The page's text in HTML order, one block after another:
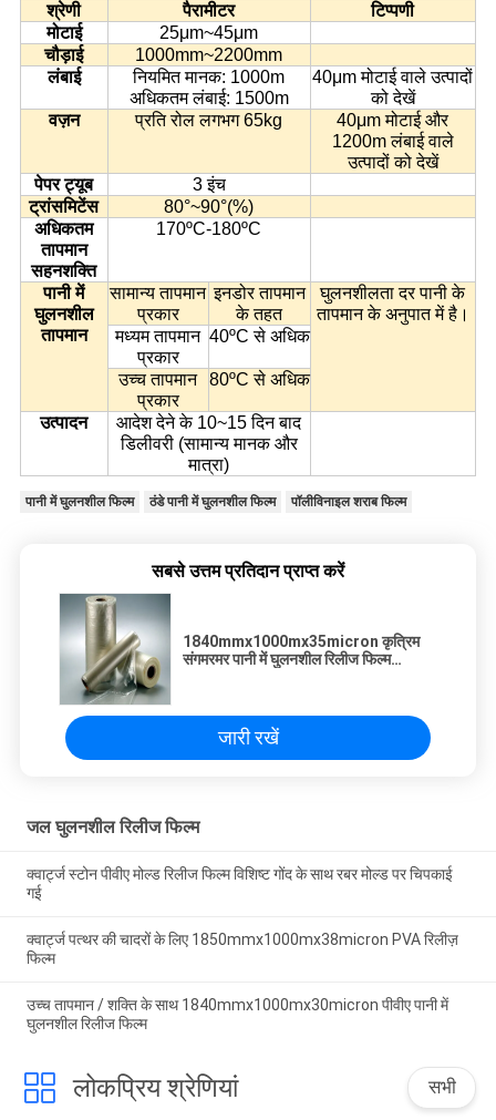
श्रेणी
पैरामीटर
टिप्पणी
मोटाई
25μm~45μm
चौड़ाई
1000mm~2200mm
लंबाई
नियमित मानक: 1000m
अधिकतम लंबाई: 1500m
40μm मोटाई वाले उत्पादों
को देखें
वज़न
प्रति रोल लगभग 65kg
40μm मोटाई और
1200m लंबाई वाले
उत्पादों को देखें
पेपर ट्यूब
3 इंच
ट्रांसमिटेंस
80°~90°(%)
अधिकतम
तापमान
सहनशक्ति
170ºC-180ºC
पानी में
घुलनशील
तापमान
सामान्य तापमान
प्रकार
इनडोर तापमान
के तहत
घुलनशीलता दर पानी के
तापमान के अनुपात में है।
मध्यम तापमान
प्रकार
40ºC से अधिक
उच्च तापमान
प्रकार
80ºC से अधिक
उत्पादन
आदेश देने के 10~15 दिन बाद
डिलीवरी (सामान्य मानक और
मात्रा)
पानी में घुलनशील फिल्म ठंडे पानी में घुलनशील फिल्म पॉलीविनाइल शराब फिल्म
सबसे उत्तम प्रतिदान प्राप्त करें
1840mmx1000mx35micron कृत्रिम
संगमरमर पानी में घुलनशील रिलीज फिल्म
जारी रखें
जल घुलनशील रिलीज फिल्म
क्वार्ट्ज स्टोन पीवीए मोल्ड रिलीज फिल्म विशिष्ट गोंद के साथ रबर मोल्ड पर चिपकाई
गई
क्वार्ट्ज पत्थर की चादरों के लिए 1850mmx1000mx38micron PVA रिलीज़
फिल्म
उच्च तापमान / शक्ति के साथ 1840mmx1000mx30micron पीवीए पानी में
घुलनशील रिलीज फिल्म
लोकप्रिय श्रेणियां सभी